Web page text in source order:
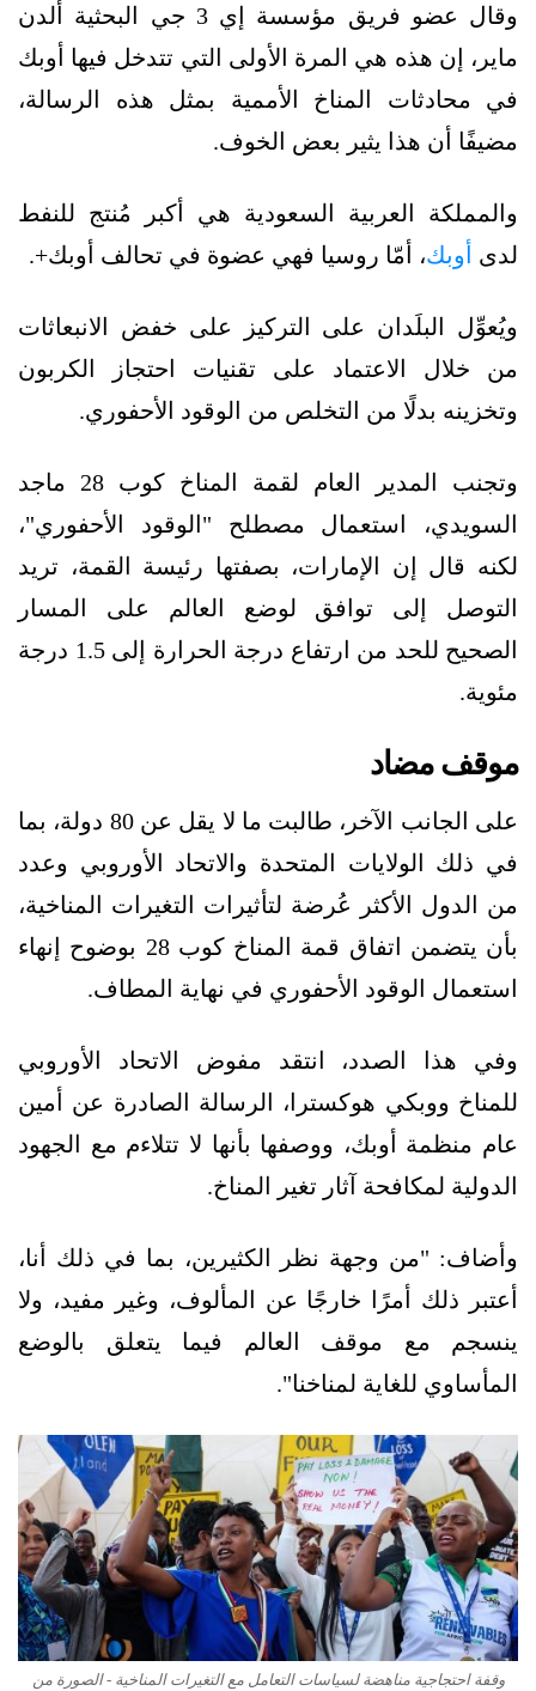
وقال عضو فريق مؤسسة إي 3 جي البحثية ألدن
ماير، إن هذه هي المرة الأولى التي تتدخل فيها أوبك
في محادثات المناخ الأممية بمثل هذه الرسالة،
مضيفًا أن هذا يثير بعض الخوف.
والمملكة العربية السعودية هي أكبر مُنتج للنفط
لدى أوبك، أمّا روسيا فهي عضوة في تحالف أوبك+.
ويُعوِّل البلَدان على التركيز على خفض الانبعاثات
من خلال الاعتماد على تقنيات احتجاز الكربون
وتخزينه بدلًا من التخلص من الوقود الأحفوري.
وتجنب المدير العام لقمة المناخ كوب 28 ماجد
السويدي، استعمال مصطلح "الوقود الأحفوري"،
لكنه قال إن الإمارات، بصفتها رئيسة القمة، تريد
التوصل إلى توافق لوضع العالم على المسار
الصحيح للحد من ارتفاع درجة الحرارة إلى 1.5 درجة
مئوية.
موقف مضاد
على الجانب الآخر، طالبت ما لا يقل عن 80 دولة، بما
في ذلك الولايات المتحدة والاتحاد الأوروبي وعدد
من الدول الأكثر عُرضة لتأثيرات التغيرات المناخية،
بأن يتضمن اتفاق قمة المناخ كوب 28 بوضوح إنهاء
استعمال الوقود الأحفوري في نهاية المطاف.
وفي هذا الصدد، انتقد مفوض الاتحاد الأوروبي
للمناخ ووبكي هوكسترا، الرسالة الصادرة عن أمين
عام منظمة أوبك، ووصفها بأنها لا تتلاءم مع الجهود
الدولية لمكافحة آثار تغير المناخ.
وأضاف: "من وجهة نظر الكثيرين، بما في ذلك أنا،
أعتبر ذلك أمرًا خارجًا عن المألوف، وغير مفيد، ولا
ينسجم مع موقف العالم فيما يتعلق بالوضع
المأساوي للغاية لمناخنا".
وقفة احتجاجية مناهضة لسياسات التعامل مع التغيرات المناخية - الصورة من